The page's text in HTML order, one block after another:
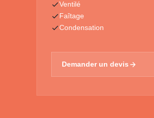
Ventilé
Faîtage
Condensation
Demander un devis